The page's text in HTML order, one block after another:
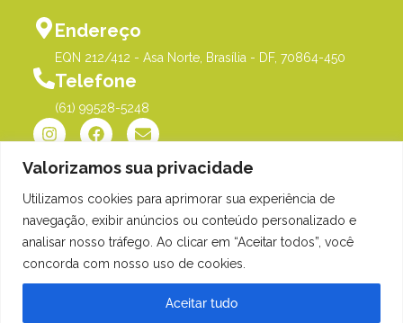
Valorizamos sua privacidade
Utilizamos cookies para aprimorar sua experiência de
navegação, exibir anúncios ou conteúdo personalizado e
analisar nosso tráfego. Ao clicar em “Aceitar todos”, você
concorda com nosso uso de cookies.
Aceitar tudo
Endereço
EQN 212/412 - Asa Norte, Brasília - DF, 70864-450
Telefone
(61) 99528-5248
©Me Põe na História |
Orgulhosamente desenvolvido
por Gim Digital
Política de Privacidade